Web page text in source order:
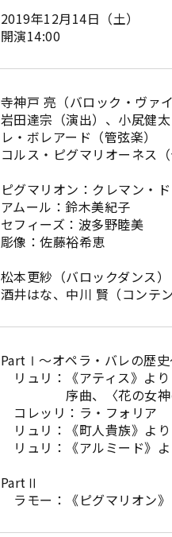
2019年12月14日（土）
開演14:00
寺神戸 亮（バロック・ヴァ
岩田達宗（演出）、小㞍健太
レ・ボレアード（管弦楽）
コルス・ピグマリオーネス（
ピグマリオン：クレマン・
アムール：鈴木美紀子
セフィーズ：波多野睦美
彫像：佐藤裕希恵
松本更紗（バロックダンス）
酒井はな、中川 賢（コンテ
PartⅠ～オペラ・バレの歴
リュリ：《アティス》より
序曲、〈花の女神のニ
コレッリ：ラ・フォリア
リュリ：《町人貴族》よ
リュリ：《アルミード》
PartⅡ
ラモー：《ピグマリオン